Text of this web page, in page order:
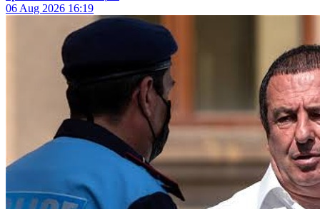
06 Aug 2026 16:19